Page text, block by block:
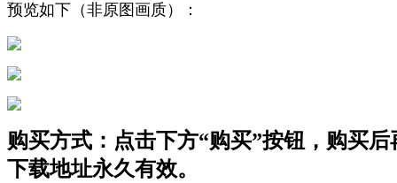
预览如下（非原图画质）：
购买方式：点击下方“购买”按钮，购买
下载地址永久有效。